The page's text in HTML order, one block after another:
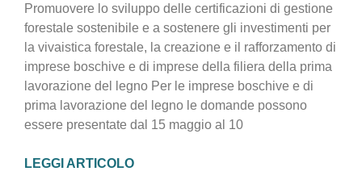
Promuovere lo sviluppo delle certificazioni di gestione
forestale sostenibile e a sostenere gli investimenti per
la vivaistica forestale, la creazione e il rafforzamento di
imprese boschive e di imprese della filiera della prima
lavorazione del legno Per le imprese boschive e di
prima lavorazione del legno le domande possono
essere presentate dal 15 maggio al 10
LEGGI ARTICOLO